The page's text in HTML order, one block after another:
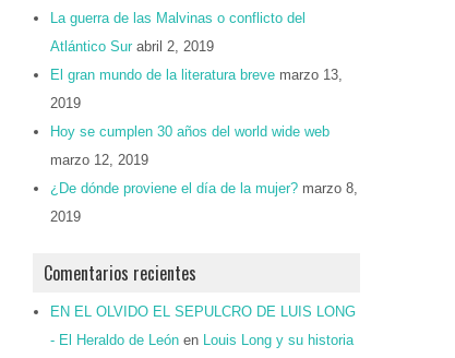
La guerra de las Malvinas o conflicto del
Atlántico Sur abril 2, 2019
El gran mundo de la literatura breve marzo 13,
2019
Hoy se cumplen 30 años del world wide web
marzo 12, 2019
¿De dónde proviene el día de la mujer? marzo 8,
2019
Comentarios recientes
EN EL OLVIDO EL SEPULCRO DE LUIS LONG
- El Heraldo de León en Louis Long y su historia